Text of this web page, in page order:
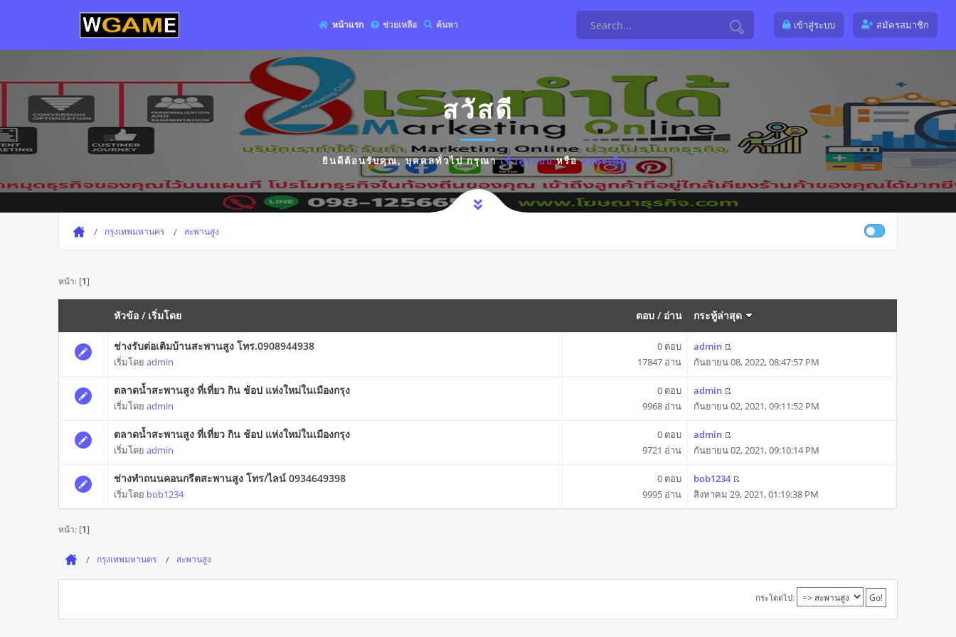
หน้าแรก ช่วยเหลือ ค้นหา เข้าสู่ระบบ สมัครสมาชิก
สวัสดี
ยินดีต้อนรับคุณ,บุคคลทั่วไปกรุณาเข้าสู่ระบบหรือลงทะเบียน
กรุงเทพมหานคร สะพานสูง
หน้า: [1]
หัวข้อ / เริ่มโดย ตอบ / อ่าน กระทู้ล่าสุด
ช่างรับต่อเติมบ้านสะพานสูง โทร.0908944938
เริ่มโดยadmin
0 ตอบ
17847 อ่าน
admin
กันยายน 08, 2022, 08:47:57 PM
ตลาดน้ำสะพานสูง ที่เที่ยว กิน ช้อป แห่งใหม่ในเมืองกรุง
เริ่มโดยadmin
0 ตอบ
9968 อ่าน
admin
กันยายน 02, 2021, 09:11:52 PM
ตลาดน้ำสะพานสูง ที่เที่ยว กิน ช้อป แห่งใหม่ในเมืองกรุง
เริ่มโดยadmin
0 ตอบ
9721 อ่าน
admin
กันยายน 02, 2021, 09:10:14 PM
ช่างทำถนนคอนกรีตสะพานสูง โทร/ไลน์ 0934649398
เริ่มโดย bob1234
0 ตอบ
9995 อ่าน
bob1234
สิงหาคม 29, 2021, 01:19:38 PM
หน้า: [1]
กรุงเทพมหานคร สะพานสูง
กระโดดไป: